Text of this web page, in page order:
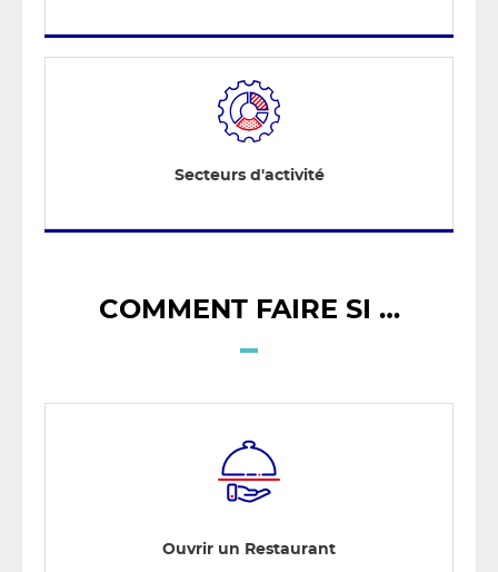
Secteurs d'activité
COMMENT FAIRE SI …
Ouvrir un Restaurant